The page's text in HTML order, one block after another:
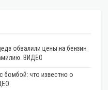
обвалили цены на бензин
ВИДЕО
бомбой: что известно о